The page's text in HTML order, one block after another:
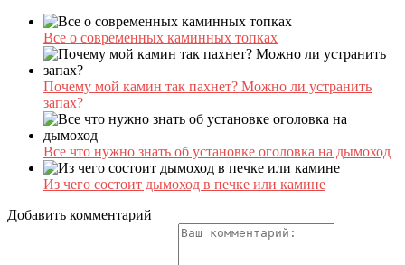
Все о современных каминных топках
Почему мой камин так пахнет? Можно ли устранить
запах?
Все что нужно знать об установке оголовка на дымоход
Из чего состоит дымоход в печке или камине
Добавить комментарий